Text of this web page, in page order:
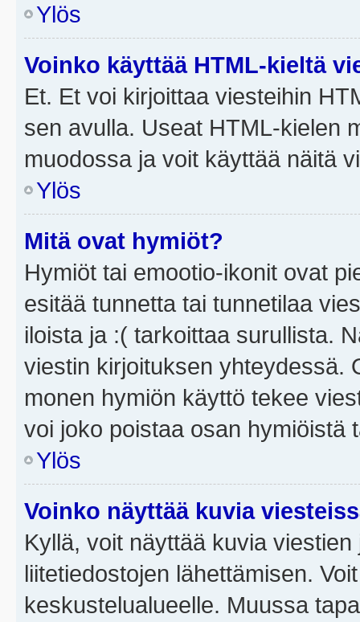
Ylös
Voinko käyttää HTML-kieltä
Et. Et voi kirjoittaa viesteihin
sen avulla. Useat HTML-kielen
muodossa ja voit käyttää näitä
Ylös
Mitä ovat hymiöt?
Hymiöt tai emootio-ikonit ovat
esitää tunnetta tai tunnetilaa
iloista ja :( tarkoittaa surullista.
viestin kirjoituksen yhteydessä.
monen hymiön käyttö tekee
voi joko poistaa osan hymiöistä
Ylös
Voinko näyttää kuvia
Kyllä, voit näyttää kuvia
liitetiedostojen lähettämisen.
keskustelualueelle. Muussa